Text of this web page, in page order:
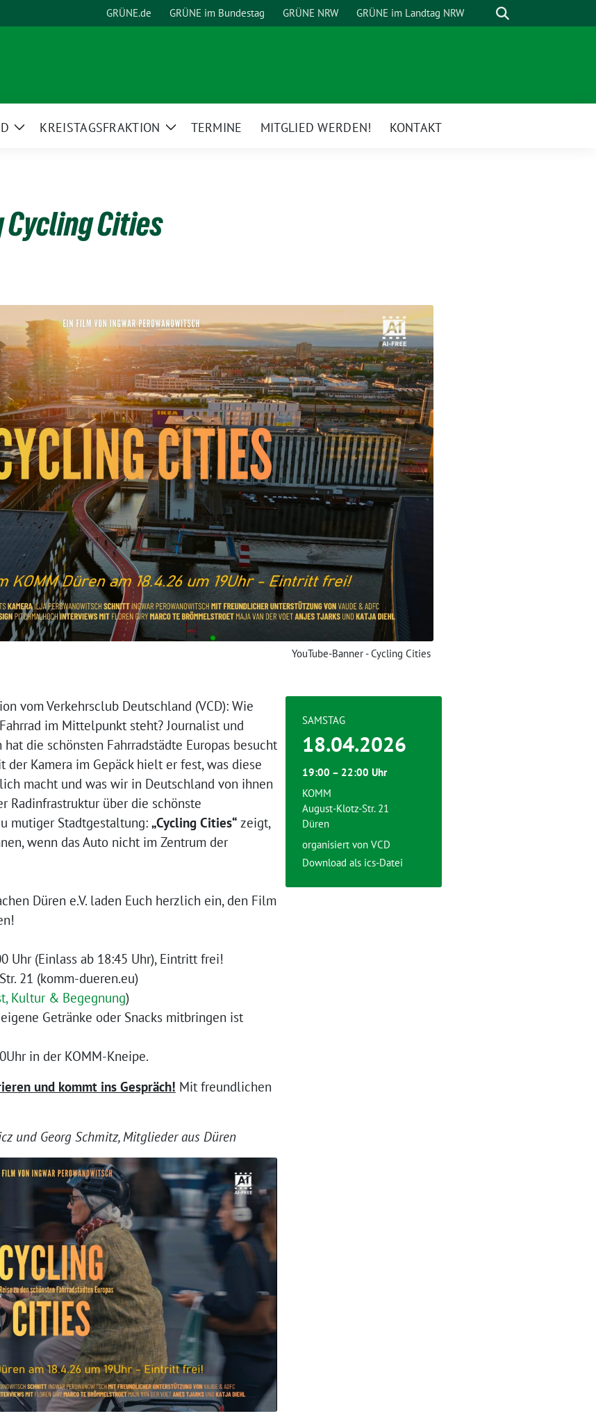
GRÜNE.de GRÜNE im Bundestag GRÜNE NRW GRÜNE im Landtag NRW Suche
ZeigeKREISTAGSFRAKTION
ZeigeTERMINE MITGLIED WERDEN! KONTAKT
Cities
YouTube-Banner - Cycling Cities
vom Verkehrsclub Deutschland (VCD): Wie
im Mittelpunkt steht? Journalist und
die schönsten Fahrradstädte Europas besucht
Kamera im Gepäck hielt er fest, was diese
macht und was wir in Deutschland von ihnen
Radinfrastruktur über die schönste
mutiger Stadtgestaltung: „Cycling Cities“ zeigt,
wenn das Auto nicht im Zentrum der
Düren e.V. laden Euch herzlich ein, den Film
Uhr (Einlass ab 18:45 Uhr), Eintritt frei!
21 (komm-dueren.eu)
Kultur & Begegnung)
Getränke oder Snacks mitbringen ist
in der KOMM-Kneipe.
und kommt ins Gespräch! Mit freundlichen
und Georg Schmitz, Mitglieder aus Düren
SAMSTAG
18.04.2026
19:00 – 22:00 Uhr
KOMM
August-Klotz-Str. 21
Düren
organisiert von VCD
Download als ics-Datei